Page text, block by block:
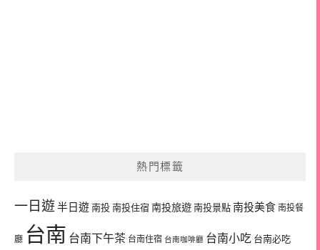
熱門標籤
一日遊半日遊 南投 南投住宿 南投旅遊 南投景點 南投美食 南投餐
廳 台南 台南下午茶 台南住宿 台南咖啡廳 台南小吃 台南必吃